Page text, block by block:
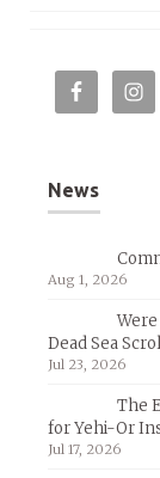
News
Aug 1, 2026
Dead Sea
Jul 23, 2026
The
for Yehi-Or
Jul 17, 2026